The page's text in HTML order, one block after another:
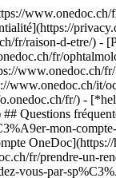
raison-d-etre/) -
fr/
www.onedoc.ch/
fr/) -
Questions
mon-
fr/prendre-
vous-par-